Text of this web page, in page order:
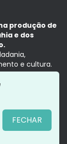
produção de
e dos
e cultura.
presente,
FECHAR